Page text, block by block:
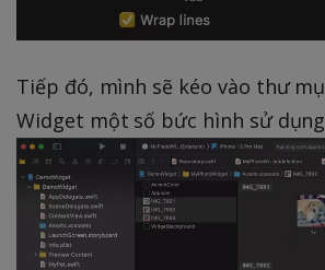
Tiếp đó, mình sẽ kéo vào thư
Widget một số bức hình sử